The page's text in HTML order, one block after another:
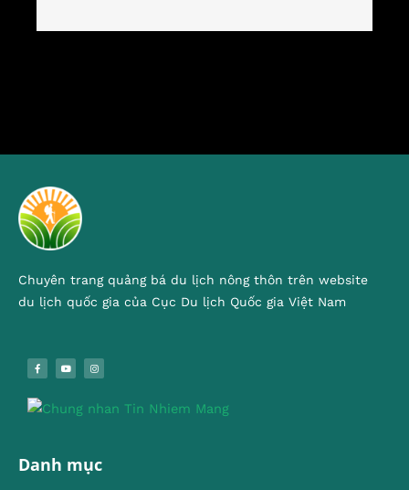
Chuyên trang quảng bá du lịch nông thôn trên website
du lịch quốc gia của Cục Du lịch Quốc gia Việt Nam
Danh mục